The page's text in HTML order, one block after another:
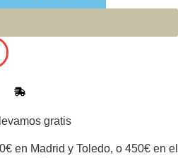
con detalles que marcan la
cabecero robusto, amplios
y acabados perfectos. Ideal para
sin sacrificar confort.
gratis
en Madrid y Toledo, o 450€ en el